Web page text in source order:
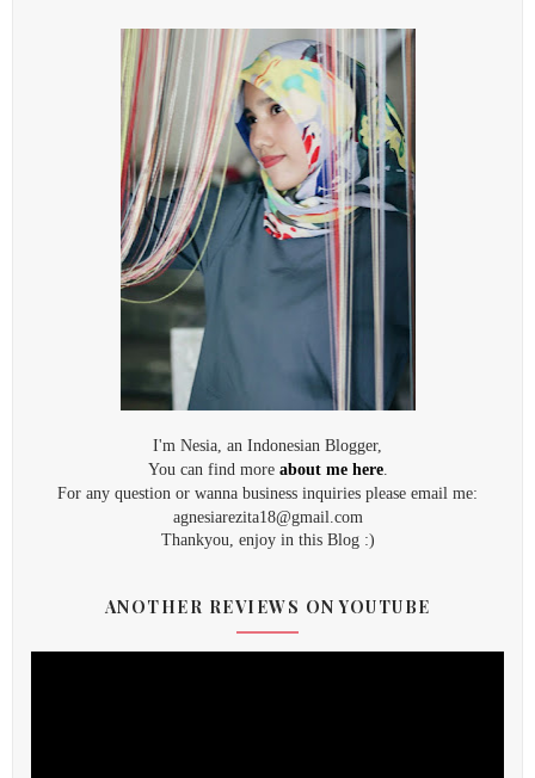
I'm Nesia, an Indonesian Blogger,
You can find more about me here.
For any question or wanna business inquiries please email me:
agnesiarezita18@gmail.com
Thankyou, enjoy in this Blog :)
ANOTHER REVIEWS ON YOUTUBE